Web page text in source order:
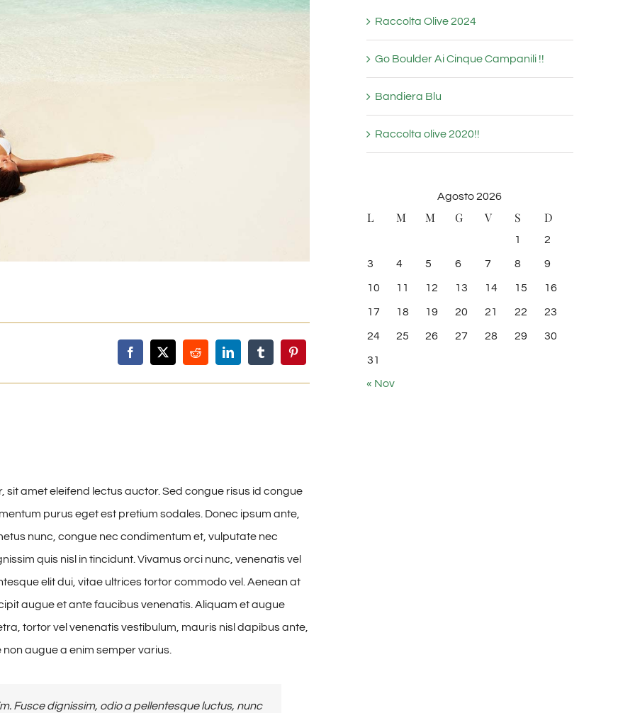
sit amet eleifend lectus auctor. Sed congue risus id congue
purus eget est pretium sodales. Donec ipsum ante,
nunc, congue nec condimentum et, vulputate nec
quis nisl in tincidunt. Vivamus orci nunc, venenatis vel
elit dui, vitae ultrices tortor commodo vel. Aenean at
augue et ante faucibus venenatis. Aliquam et augue
tortor vel venenatis vestibulum, mauris nisl dapibus ante,
augue a enim semper varius.
Fusce dignissim, odio a pellentesque luctus, nunc
Raccolta Olive 2024
Go Boulder Ai Cinque Campanili !!
Bandiera Blu
Raccolta olive 2020!!
Agosto 2026
L M M G V S D
1 2
3 4 5 6 7 8 9
10 11 12 13 14 15 16
17 18 19 20 21 22 23
24 25 26 27 28 29 30
31
« Nov